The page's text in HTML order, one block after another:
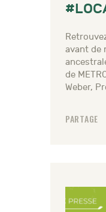
avant de
de
Weber,
PARTAGE